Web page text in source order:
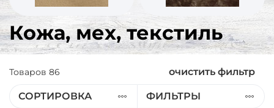
Кожа, мех, текстиль
Товаров 86 очистить фильтр
СОРТИРОВКА ФИЛЬТРЫ